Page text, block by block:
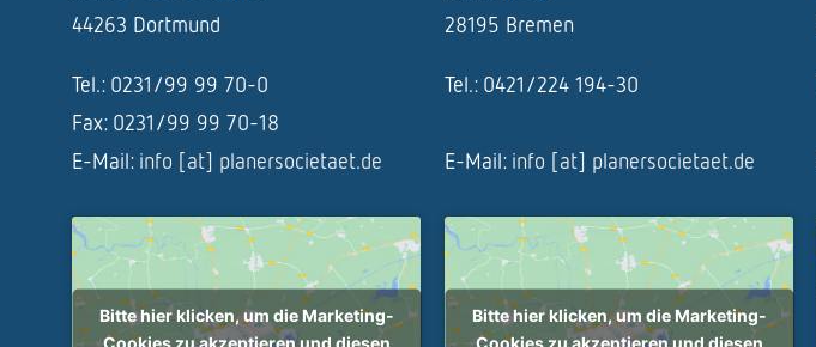
44263 Dortmund
Tel.: 0231/99 99 70-0
Fax: 0231/99 99 70-18
E-Mail: info [at] planersocietaet.de
28195 Bremen
Tel.: 0421/224 194-30
E-Mail: info [at] planersocietaet.de
Bitte hier klicken, um die Marketing-
Cookies zu akzeptieren und diesen
Bitte hier klicken, um die Marketing-
Cookies zu akzeptieren und diesen